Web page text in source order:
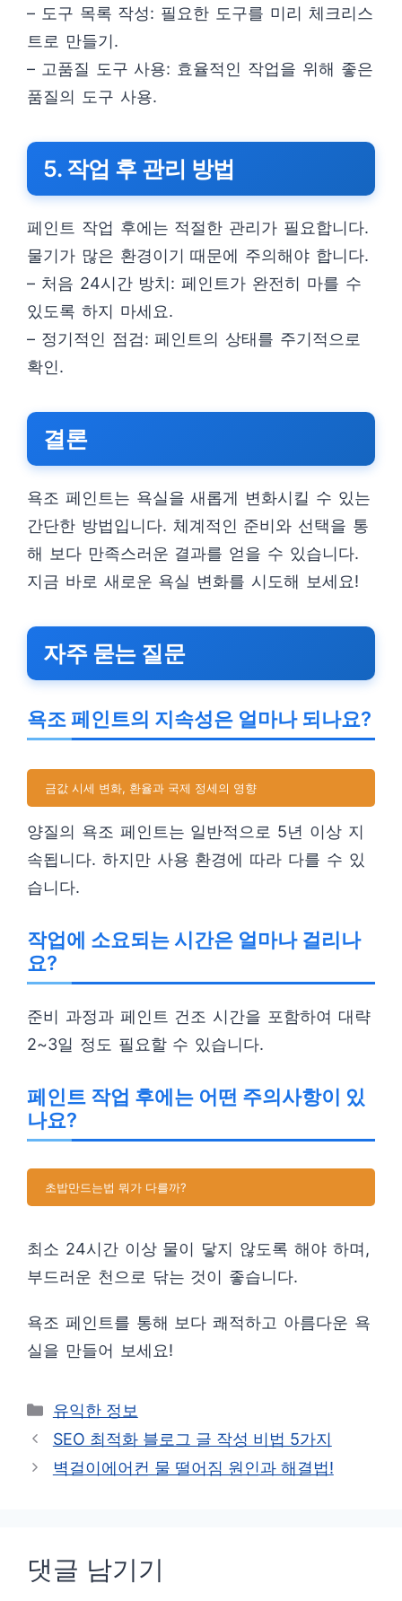
– 도구 목록 작성: 필요한 도구를 미리 체크리스
트로 만들기.
– 고품질 도구 사용: 효율적인 작업을 위해 좋은
품질의 도구 사용.
5. 작업 후 관리 방법
페인트 작업 후에는 적절한 관리가 필요합니다.
물기가 많은 환경이기 때문에 주의해야 합니다.
– 처음 24시간 방치: 페인트가 완전히 마를 수
있도록 하지 마세요.
– 정기적인 점검: 페인트의 상태를 주기적으로
확인.
결론
욕조 페인트는 욕실을 새롭게 변화시킬 수 있는
간단한 방법입니다. 체계적인 준비와 선택을 통
해 보다 만족스러운 결과를 얻을 수 있습니다.
지금 바로 새로운 욕실 변화를 시도해 보세요!
자주 묻는 질문
욕조 페인트의 지속성은 얼마나 되나요?
금값 시세 변화, 환율과 국제 정세의 영향
양질의 욕조 페인트는 일반적으로 5년 이상 지
속됩니다. 하지만 사용 환경에 따라 다를 수 있
습니다.
작업에 소요되는 시간은 얼마나 걸리나
요?
준비 과정과 페인트 건조 시간을 포함하여 대략
2~3일 정도 필요할 수 있습니다.
페인트 작업 후에는 어떤 주의사항이 있
나요?
초밥만드는법 뭐가 다를까?
최소 24시간 이상 물이 닿지 않도록 해야 하며,
부드러운 천으로 닦는 것이 좋습니다.
욕조 페인트를 통해 보다 쾌적하고 아름다운 욕
실을 만들어 보세요!
카
테
리
유익한 정보
SEO 최적화 블로그 글 작성 비법 5가지
벽걸이에어컨 물 떨어짐 원인과 해결법!
댓글 남기기